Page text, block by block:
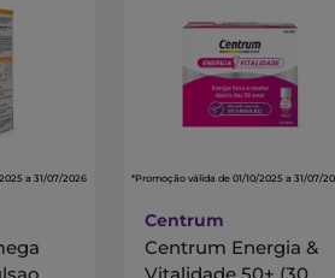
a 31/07/2026 *Promoção válida de 01/10/2025 a 31/07/
Centrum
Centrum Energia &